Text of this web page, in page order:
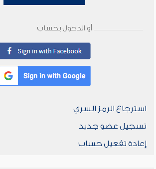
أو الدخول بحساب
استرجاع الرمز السري
تسجيل عضو جديد
إعادة تفعيل حساب